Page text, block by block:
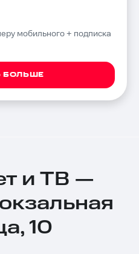
мобильного + подписка
БОЛЬШЕ
и ТВ —
10